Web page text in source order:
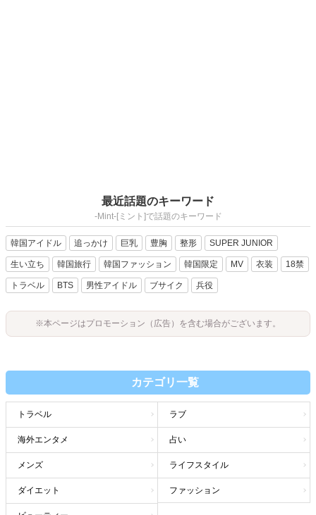
最近話題のキーワード
-Mint-[ミント]で話題のキーワード
韓国アイドル 追っかけ 巨乳 豊胸 整形 SUPER JUNIOR
生い立ち 韓国旅行 韓国ファッション 韓国限定 MV 衣装 18禁
トラベル BTS 男性アイドル ブサイク 兵役
※本ページはプロモーション（広告）を含む場合がございます。
カテゴリ一覧
トラベル ラブ
海外エンタメ 占い
メンズ ライフスタイル
ダイエット ファッション